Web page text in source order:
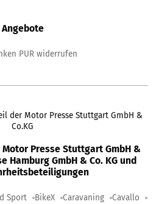
Angebote
PUR widerrufen
der Motor Presse Stuttgart GmbH &
Co.KG
Presse Stuttgart GmbH &
Hamburg GmbH & Co. KG und
Sport BikeX Caravaning Cavallo